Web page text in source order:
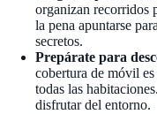
organizan recorridos
la pena apuntarse
secretos.
Prepárate para
cobertura de móvil
todas las
disfrutar del entorno.